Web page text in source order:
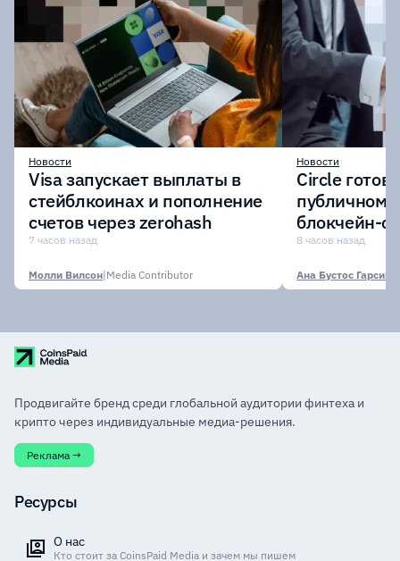
Новости
Visa запускает выплаты в
стейблкоинах и пополнение
счетов через zerohash
7 часов назад
Молли Вилсон|Media Contributor
Новости
Circle
публичному
блокчейн-
участии
8 часов назад
Ана Бустос Гарсия
Продвигайте бренд среди глобальной аудитории финтеха и
крипто через индивидуальные медиа-решения.
Реклама →
Ресурсы
О нас
Кто стоит за CoinsPaid Media и зачем мы пишем